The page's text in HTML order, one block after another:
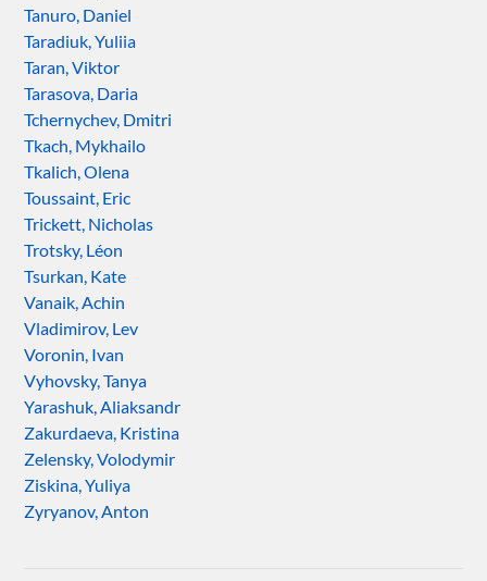
Tanuro, Daniel
Taradiuk, Yuliia
Taran, Viktor
Tarasova, Daria
Tchernychev, Dmitri
Tkach, Mykhailo
Tkalich, Olena
Toussaint, Eric
Trickett, Nicholas
Trotsky, Léon
Tsurkan, Kate
Vanaik, Achin
Vladimirov, Lev
Voronin, Ivan
Vyhovsky, Tanya
Yarashuk, Aliaksandr
Zakurdaeva, Kristina
Zelensky, Volodymir
Ziskina, Yuliya
Zyryanov, Anton